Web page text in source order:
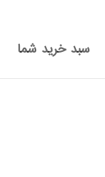
سبد خرید شما